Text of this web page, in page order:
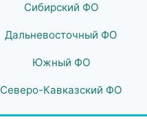
Сибирский ФО
Дальневосточный ФО
Южный ФО
Северо-Кавказский ФО